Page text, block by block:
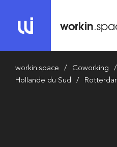
workin
workin.space Coworking
Hollande du Sud